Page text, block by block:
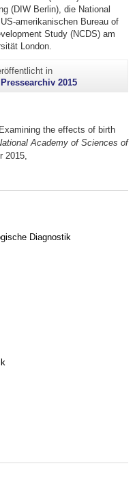
(DIW Berlin), die National
amerikanischen Bureau of
Study (NCDS) am
London.
in
Pressearchiv 2015
the effects of birth
Academy of Sciences of
2015,
Diagnostik